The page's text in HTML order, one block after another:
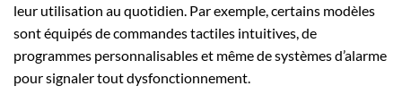
leur utilisation au quotidien. Par exemple, certains modèles
sont équipés de commandes tactiles intuitives, de
programmes personnalisables et même de systèmes d’alarme
pour signaler tout dysfonctionnement.